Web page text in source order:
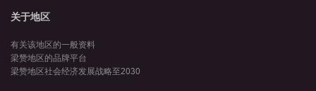
关于地区
有关该地区的一般资料
梁赞地区的品牌平台
梁赞地区社会经济发展战略至2030